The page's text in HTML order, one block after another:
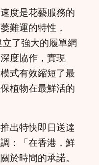
度是花藝服務的
難運的特性，
了強大的履單網
度協作，實現
式有效縮短了最
植物在最鮮活的
出特快即日送達
：「在香港，鮮
於時間的承諾。